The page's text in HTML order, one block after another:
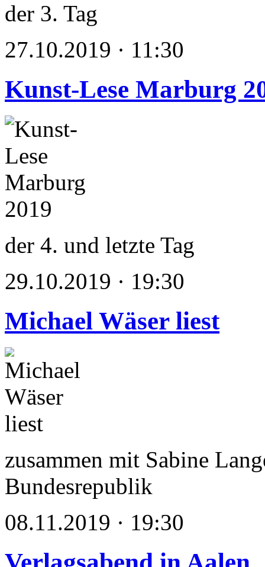
der 3. Tag
27.10.2019 · 11:30
Kunst-Lese Marburg
der 4. und letzte Tag
29.10.2019 · 19:30
Michael Wäser liest
zusammen mit Sabine
Bundesrepublik
08.11.2019 · 19:30